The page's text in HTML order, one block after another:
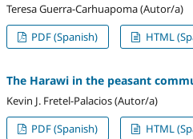
Teresa Guerra-Carhuapoma (Autor/a)
PDF (Spanish)
HTML
The Harawi in the peasant
Kevin J. Fretel-Palacios (Autor/a)
PDF (Spanish)
HTML